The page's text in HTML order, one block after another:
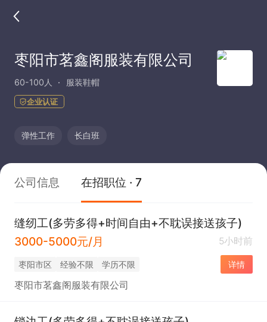
枣阳市茗鑫阁服装有限公司
60-100人 服装鞋帽
企业认证
弹性工作 长白班
公司信息 在招职位 · 7
缝纫工(多劳多得+时间自由+不耽误接送孩子)
3000-5000元/月
5小时前
枣阳市区 经验不限 学历不限 详情
枣阳市茗鑫阁服装有限公司